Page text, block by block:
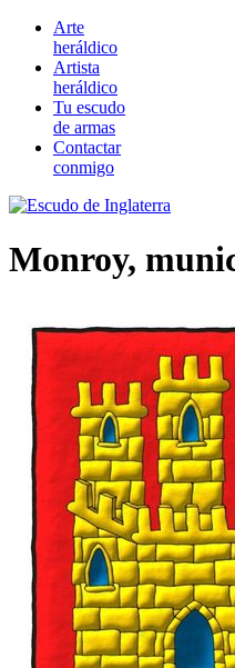
Arte
heráldico
Artista
heráldico
Tu escudo
de armas
Contactar
conmigo
Monroy,